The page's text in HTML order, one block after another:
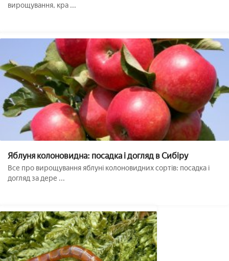
вирощування, кра ...
Яблуня колоновидна: посадка і догляд в Сибіру
Все про вирощування яблуні колоновидних сортів: посадка і
догляд за дере ...